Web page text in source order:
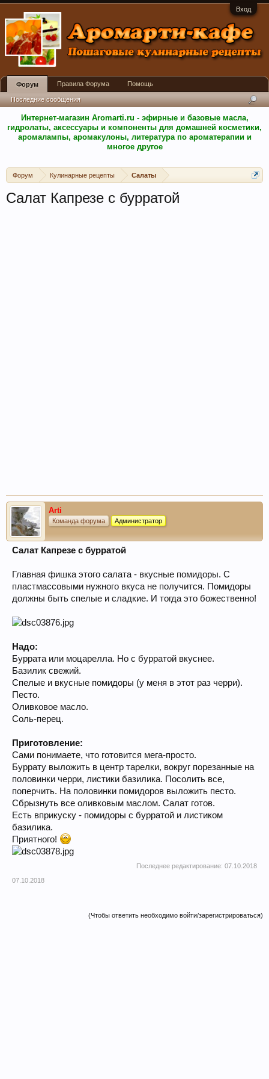
Вход
Интернет-магазин Aromarti.ru - эфирные и базовые масла,
гидролаты, аксессуары и компоненты для домашней косметики,
аромалампы, аромакулоны, литература по ароматерапии и
многое другое
Форум Кулинарные рецепты Салаты
Салат Капрезе с бурратой
Arti
Команда форума Администратор
Салат Капрезе с бурратой
Главная фишка этого салата - вкусные помидоры. С
пластмассовыми нужного вкуса не получится. Помидоры
должны быть спелые и сладкие. И тогда это божественно!
Надо:
Буррата или моцарелла. Но с бурратой вкуснее.
Базилик свежий.
Спелые и вкусные помидоры (у меня в этот раз черри).
Песто.
Оливковое масло.
Соль-перец.
Приготовление:
Сами понимаете, что готовится мега-просто.
Буррату выложить в центр тарелки, вокруг порезанные на
половинки черри, листики базилика. Посолить все,
поперчить. На половинки помидоров выложить песто.
Сбрызнуть все оливковым маслом. Салат готов.
Есть вприкуску - помидоры с бурратой и листиком
базилика.
Приятного!
Последнее редактирование: 07.10.2018
07.10.2018
(Чтобы ответить необходимо войти/зарегистрироваться)
Форум
Последние сообщения
Правила Форума Помощь